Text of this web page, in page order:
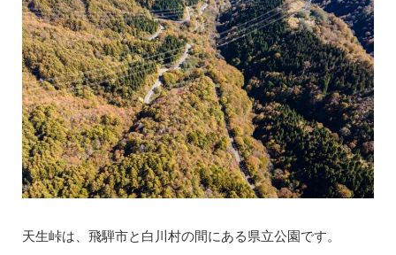
天生峠は、飛騨市と白川村の間にある県立公園です。